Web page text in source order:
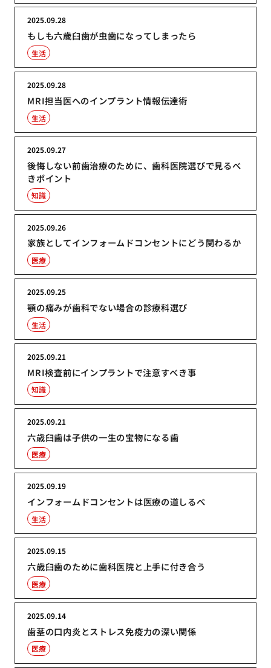
もしも六歳臼歯が虫歯になってしまったら
2025.09.28
生活
MRI担当医へのインプラント情報伝達術
2025.09.28
生活
後悔しない前歯治療のために、歯科医院選びで見るべ
きポイント
2025.09.27
知識
家族としてインフォームドコンセントにどう関わるか
2025.09.26
医療
顎の痛みが歯科でない場合の診療科選び
2025.09.25
生活
MRI検査前にインプラントで注意すべき事
2025.09.21
知識
六歳臼歯は子供の一生の宝物になる歯
2025.09.21
医療
インフォームドコンセントは医療の道しるべ
2025.09.19
生活
六歳臼歯のために歯科医院と上手に付き合う
2025.09.15
医療
歯茎の口内炎とストレス免疫力の深い関係
2025.09.14
医療